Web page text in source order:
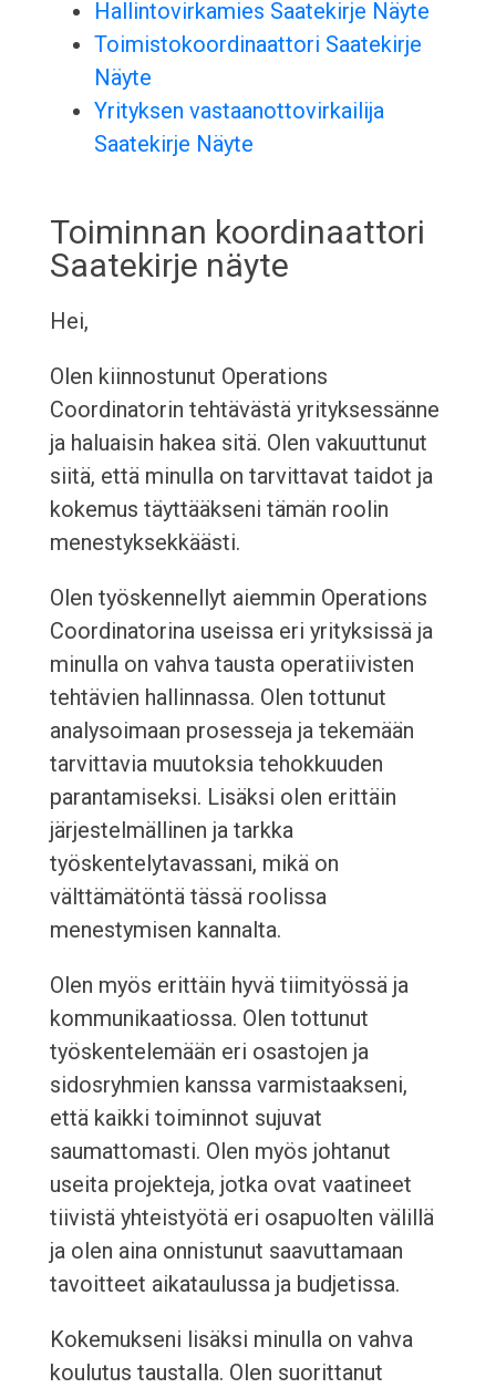
Hallintovirkamies Saatekirje Näyte
Toimistokoordinaattori Saatekirje
Näyte
Yrityksen vastaanottovirkailija
Saatekirje Näyte
Toiminnan koordinaattori
Saatekirje näyte
Hei,
Olen kiinnostunut Operations
Coordinatorin tehtävästä yrityksessänne
ja haluaisin hakea sitä. Olen vakuuttunut
siitä, että minulla on tarvittavat taidot ja
kokemus täyttääkseni tämän roolin
menestyksekkäästi.
Olen työskennellyt aiemmin Operations
Coordinatorina useissa eri yrityksissä ja
minulla on vahva tausta operatiivisten
tehtävien hallinnassa. Olen tottunut
analysoimaan prosesseja ja tekemään
tarvittavia muutoksia tehokkuuden
parantamiseksi. Lisäksi olen erittäin
järjestelmällinen ja tarkka
työskentelytavassani, mikä on
välttämätöntä tässä roolissa
menestymisen kannalta.
Olen myös erittäin hyvä tiimityössä ja
kommunikaatiossa. Olen tottunut
työskentelemään eri osastojen ja
sidosryhmien kanssa varmistaakseni,
että kaikki toiminnot sujuvat
saumattomasti. Olen myös johtanut
useita projekteja, jotka ovat vaatineet
tiivistä yhteistyötä eri osapuolten välillä
ja olen aina onnistunut saavuttamaan
tavoitteet aikataulussa ja budjetissa.
Kokemukseni lisäksi minulla on vahva
koulutus taustalla. Olen suorittanut